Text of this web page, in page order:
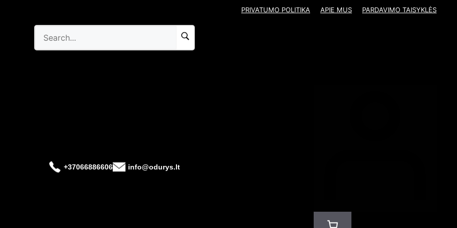
PRIVATUMO POLITIKA APIE MUS PARDAVIMO TAISYKLĖS
+37066886606 info@odurys.lt